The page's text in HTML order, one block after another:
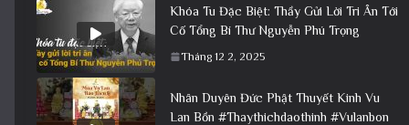
Khóa Tu Đặc Biệt: Thầy Gửi Lời Tri Ân Tới
Cố Tổng Bí Thư Nguyễn Phú Trọng
Tháng 12 2, 2025
Nhân Duyên Đức Phật Thuyết Kinh Vu
Lan Bồn #Thaythichdaothinh #Vulanbon